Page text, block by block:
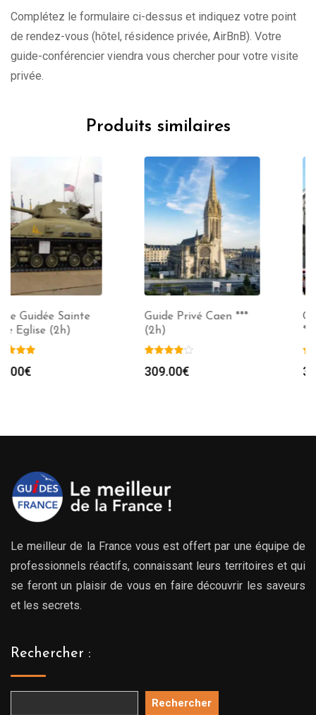
Complétez le formulaire ci-dessus et indiquez votre point
de rendez-vous (hôtel, résidence privée, AirBnB). Votre
guide-conférencier viendra vous chercher pour votre visite
privée.
Produits similaires
Guide Privé Caen ***
(2h)
309.00
Guide Privé Alençon
309.00
Le meilleur de la France vous est offert par une équipe de
professionnels réactifs, connaissant leurs territoires et qui
se feront un plaisir de vous en faire découvrir les saveurs
et les secrets.
Rechercher :
Rechercher